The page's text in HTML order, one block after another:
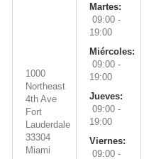
1000
Northeast
4th Ave
Fort
Lauderdale
33304
Miami
Martes:
09:00 -
19:00
Miércoles:
09:00 -
19:00
Jueves:
09:00 -
19:00
Viernes:
09:00 -